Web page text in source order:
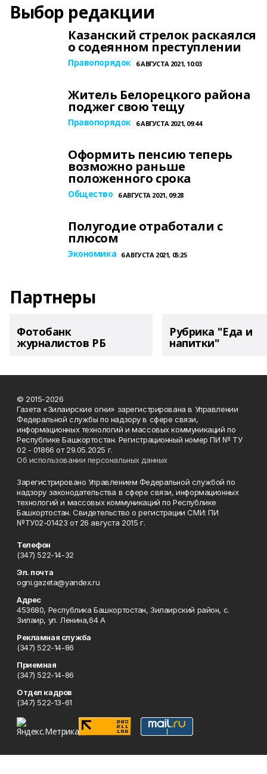
Выбор редакции
Казанский стрелок раскаялся
о содеянном преступлении
Правопорядок 6 АВГУСТА 2021, 10:03
Житель Белорецкого района
поджег свою тещу
Правопорядок 6 АВГУСТА 2021, 09:44
Оформить пенсию теперь
возможно раньше
положенного срока
Общество 6 АВГУСТА 2021, 09:28
Полугодие отработали с
плюсом
Экономика 6 АВГУСТА 2021, 05:25
Партнеры
Фотобанк
журналистов РБ
Рубрика "Еда и
напитки"
© 2015-2026
Газета «Зилаирские огни» зарегистрирована в Управлении
Федеральной службы по надзору в сфере связи,
информационных технологий и массовых коммуникаций по
Республике Башкортостан. Регистрационный номер ПИ № ТУ
02 - 01866 от 29.05.2025 г.
Об использовании персональных данных
Зарегистрировано Управлением Федеральной службой по
надзору законодательства в сфере связи, информационных
технологий и массовых коммуникаций по Республике
Башкортостан. Свидетельство о регистрации СМИ: ПИ
№ТУ02-01423 от 26 августа 2015 г.
Телефон
(347) 522-14-32
Эл. почта
ogni.gazeta@yandex.ru
Адрес
453680, Республика Башкортостан, Зилаирский район, с.
Зилаир, ул. Ленина,64 А
Рекламная служба
(347) 522-14-86
Приемная
(347) 522-14-86
Отдел кадров
(347) 522-13-61